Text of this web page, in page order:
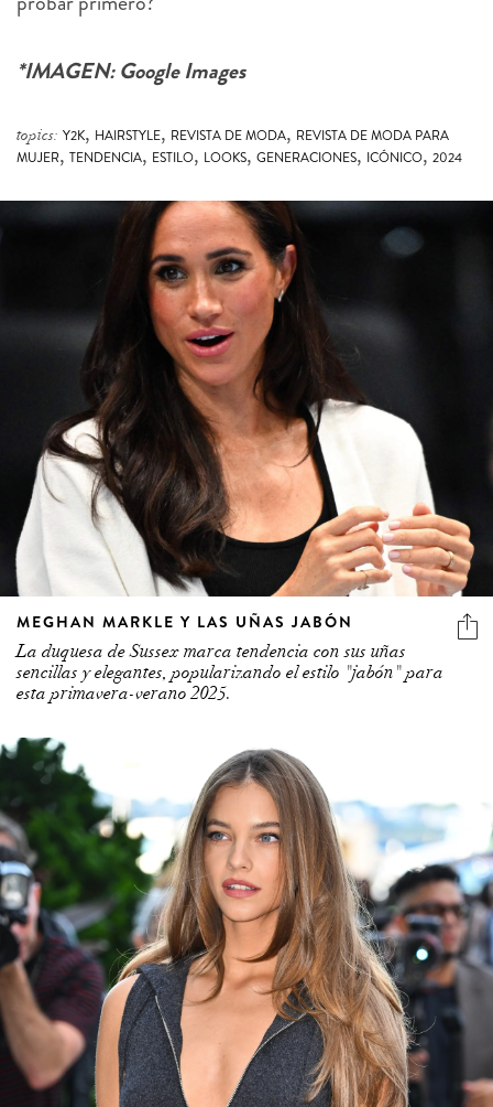
*IMAGEN: Google Images
topics: Y2K, HAIRSTYLE, REVISTA DE MODA, REVISTA DE MODA PARA
MUJER, TENDENCIA, ESTILO, LOOKS, GENERACIONES, ICÓNICO, 2024
MEGHAN MARKLE Y LAS UÑAS JABÓN
La duquesa de Sussex marca tendencia con sus uñas
sencillas y elegantes, popularizando el estilo "jabón" para
esta primavera-verano 2025.